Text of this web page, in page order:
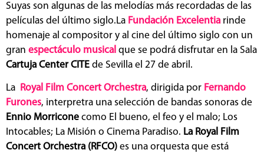
Suyas son algunas de las melodías más recordadas de las
películas del último siglo.La Fundación Excelentia rinde
homenaje al compositor y al cine del último siglo con un
gran espectáculo musical que se podrá disfrutar en la Sala
Cartuja Center CITE de Sevilla el 27 de abril.
La Royal Film Concert Orchestra, dirigida por Fernando
Furones, interpretra una selección de bandas sonoras de
Ennio Morricone como El bueno, el feo y el malo; Los
Intocables; La Misión o Cinema Paradiso. La Royal Film
Concert Orchestra (RFCO) es una orquesta que está